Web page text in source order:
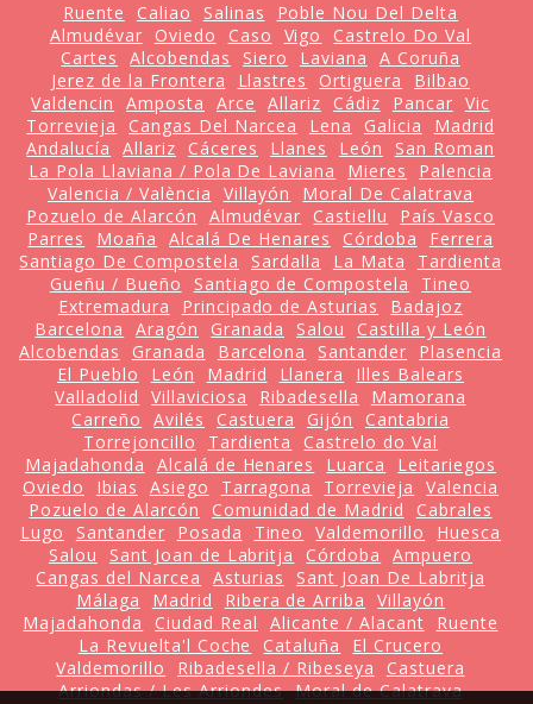
Ruente Caliao Salinas
Poble Nou Del Delta
Almudévar
Oviedo Caso Vigo
Castrelo Do Val
Cartes
Alcobendas Siero Laviana
A Coruña
Jerez de la Frontera
Llastres Ortiguera
Bilbao
Valdencin
Amposta Arce Allariz Cádiz Pancar Vic
Torrevieja
Cangas Del Narcea Lena Galicia
Madrid
Andalucía
Allariz Cáceres Llanes León
San Roman
La Pola Llaviana / Pola De Laviana
Mieres
Palencia
Valencia / València
Villayón
Moral De Calatrava
Pozuelo de Alarcón
Almudévar Castiellu
País Vasco
Parres
Moaña Alcalá De Henares Córdoba
Ferrera
Santiago De Compostela
Sardalla La Mata
Tardienta
Gueñu / Bueño
Santiago de Compostela
Tineo
Extremadura
Principado de Asturias
Badajoz
Barcelona
Aragón Granada Salou
Castilla y León
Alcobendas
Granada Barcelona Santander
Plasencia
El Pueblo
León Madrid Llanera
Illes Balears
Valladolid
Villaviciosa Ribadesella
Mamorana
Carreño
Avilés Castuera Gijón
Cantabria
Torrejoncillo
Tardienta
Castrelo do Val
Majadahonda
Alcalá de Henares Luarca
Leitariegos
Oviedo
Ibias Asiego Tarragona Torrevieja
Valencia
Pozuelo de Alarcón
Comunidad de Madrid
Cabrales
Lugo
Santander Posada Tineo Valdemorillo
Huesca
Salou
Sant Joan de Labritja Córdoba
Ampuero
Cangas del Narcea
Asturias
Sant Joan De Labritja
Málaga
Madrid Ribera de Arriba
Villayón
Majadahonda
Ciudad Real Alicante / Alacant
Ruente
La Revuelta'l Coche
Cataluña
El Crucero
Valdemorillo
Ribadesella / Ribeseya
Castuera
Arriondas / Les Arriondes Moral de Calatrava